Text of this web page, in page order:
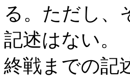
る。ただし、
記述はない。
終戦までの記